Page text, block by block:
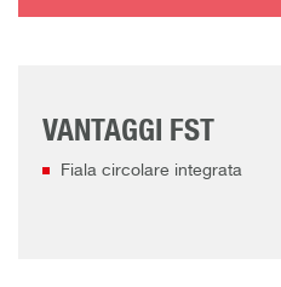
VANTAGGI FST
Fiala circolare integrata